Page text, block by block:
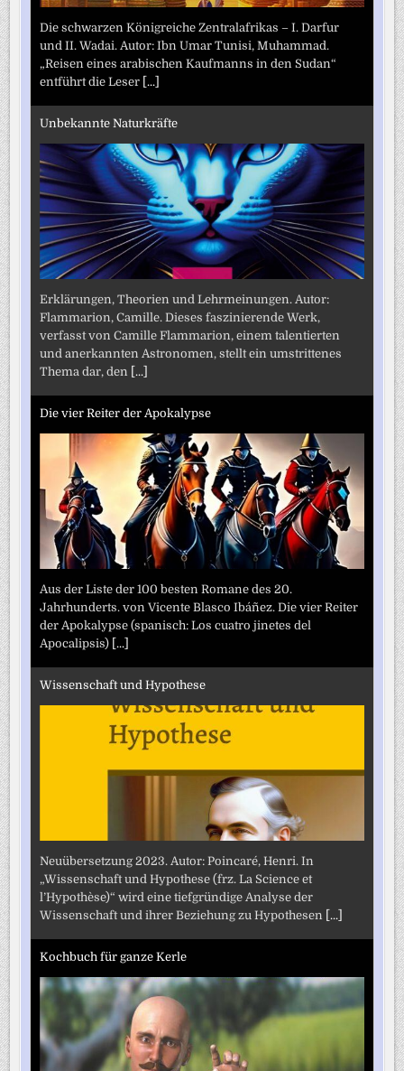
Die schwarzen Königreiche Zentralafrikas – I. Darfur
und II. Wadai. Autor: Ibn Umar Tunisi, Muhammad.
„Reisen eines arabischen Kaufmanns in den Sudan“
entführt die Leser [...]
Unbekannte Naturkräfte
Erklärungen, Theorien und Lehrmeinungen. Autor:
Flammarion, Camille. Dieses faszinierende Werk,
verfasst von Camille Flammarion, einem talentierten
und anerkannten Astronomen, stellt ein umstrittenes
Thema dar, den
[...]
Die vier Reiter der Apokalypse
Aus der Liste der 100 besten Romane des 20.
Jahrhunderts. von Vicente Blasco Ibáñez. Die vier Reiter
der Apokalypse (spanisch: Los cuatro jinetes del
Apocalipsis) [...]
Wissenschaft und Hypothese
Neuübersetzung 2023. Autor: Poincaré, Henri. In
„Wissenschaft und Hypothese (frz. La Science et
l’Hypothèse)“ wird eine tiefgründige Analyse der
Wissenschaft und ihrer Beziehung zu Hypothesen
[...]
Kochbuch für ganze Kerle